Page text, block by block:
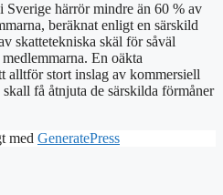
Sverige härrör mindre än 60 % av
beräknat enligt en särskild
skattetekniska skäl för såväl
En oäkta
alltför stort inslag av kommersiell
få åtnjuta de särskilda förmåner
med GeneratePress